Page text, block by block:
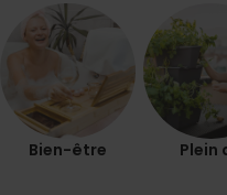
Bien-être Plein